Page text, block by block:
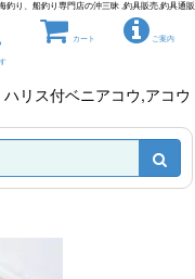
釣り、船釣り専門店の沖三昧 ,釣具販売,釣具通販
カート ご案内
リス付ベニアコウ,アコウ